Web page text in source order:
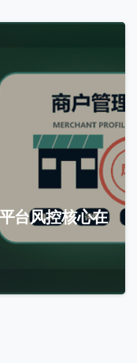
台风控核心在